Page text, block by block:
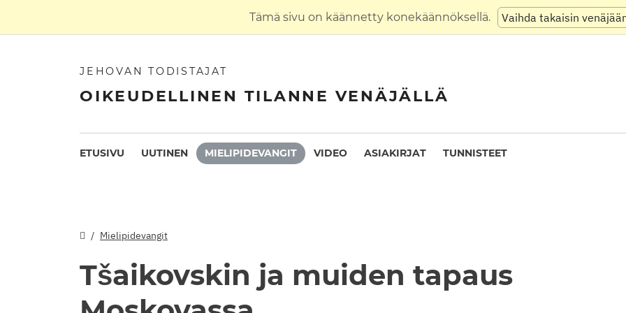
Tämä sivu on käännetty konekäännöksellä. Vaihda takaisin
JEHOVAN TODISTAJAT
OIKEUDELLINEN TILANNE VENÄJÄLLÄ
ETUSIVU UUTINEN MIELIPIDEVANGIT VIDEO ASIAKIRJAT TUNNISTEET
Mielipidevangit
Tšaikovskin ja muiden tapaus